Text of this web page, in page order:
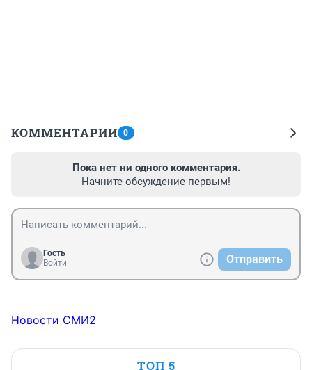
КОММЕНТАРИИ 0
Пока нет ни одного комментария.
Начните обсуждение первым!
Гость
Войти
Отправить
Новости СМИ2
ТОП 5